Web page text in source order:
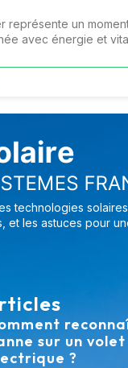
représente un
avec énergie et
sur un
?
technologies
et les astuces pour